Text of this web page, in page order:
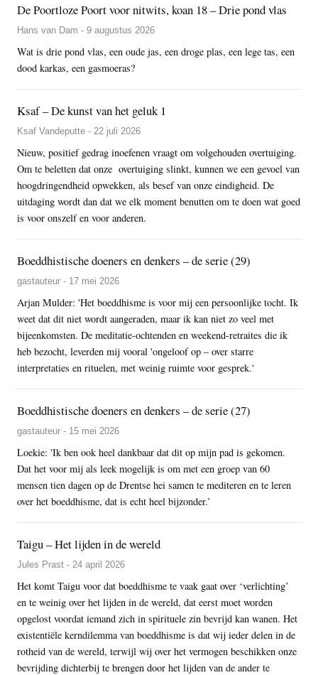
De Poortloze Poort voor nitwits, koan 18 – Drie pond vlas
Hans van Dam - 9 augustus 2026
Wat is drie pond vlas, een oude jas, een droge plas, een lege tas, een
dood karkas, een gasmoeras?
Ksaf – De kunst van het geluk 1
Ksaf Vandeputte - 22 juli 2026
Nieuw, positief gedrag inoefenen vraagt om volgehouden overtuiging.
Om te beletten dat onze overtuiging slinkt, kunnen we een gevoel van
hoogdringendheid opwekken, als besef van onze eindigheid. De
uitdaging wordt dan dat we elk moment benutten om te doen wat goed
is voor onszelf en voor anderen.
Boeddhistische doeners en denkers – de serie (29)
gastauteur - 17 mei 2026
Arjan Mulder: 'Het boeddhisme is voor mij een persoonlijke tocht. Ik
weet dat dit niet wordt aangeraden, maar ik kan niet zo veel met
bijeenkomsten. De meditatie-ochtenden en weekend-retraites die ik
heb bezocht, leverden mij vooral 'ongeloof op – over starre
interpretaties en rituelen, met weinig ruimte voor gesprek.'
Boeddhistische doeners en denkers – de serie (27)
gastauteur - 15 mei 2026
Loekie: 'Ik ben ook heel dankbaar dat dit op mijn pad is gekomen.
Dat het voor mij als leek mogelijk is om met een groep van 60
mensen tien dagen op de Drentse hei samen te mediteren en te leren
over het boeddhisme, dat is echt heel bijzonder.’
Taigu – Het lijden in de wereld
Jules Prast - 24 april 2026
Het komt Taigu voor dat boeddhisme te vaak gaat over ‘verlichting’
en te weinig over het lijden in de wereld, dat eerst moet worden
opgelost voordat iemand zich in spirituele zin bevrijd kan wanen. Het
existentiële kerndilemma van boeddhisme is dat wij ieder delen in de
rotheid van de wereld, terwijl wij over het vermogen beschikken onze
bevrijding dichterbij te brengen door het lijden van de ander te